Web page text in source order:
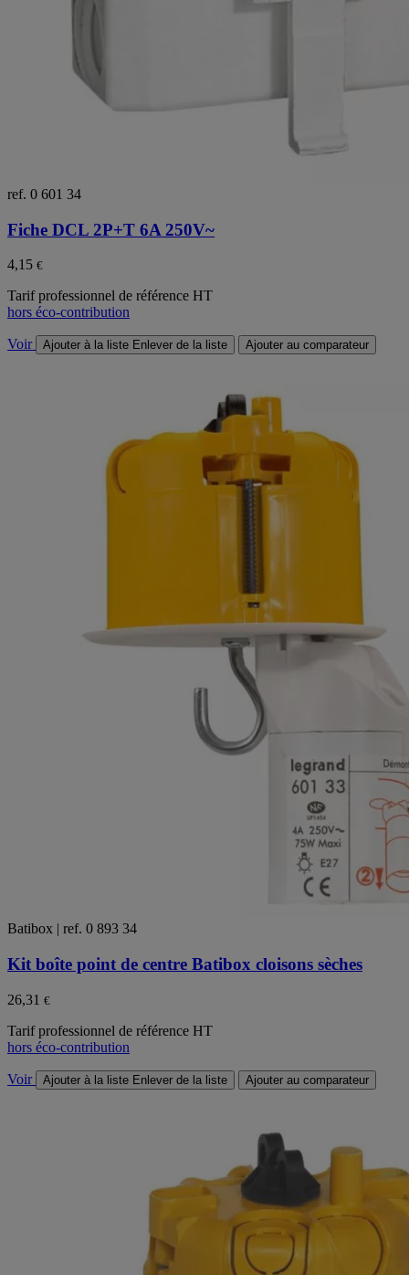
ref. 0 601 34
Fiche DCL 2P+T 6A 250V~
4,15 €
Tarif professionnel de référence HT
hors éco-contribution
Voir Ajouter à la liste Enlever de la liste Ajouter au comparateur
Batibox | ref. 0 893 34
Kit boîte point de centre Batibox cloisons sèches
26,31 €
Tarif professionnel de référence HT
hors éco-contribution
Voir Ajouter à la liste Enlever de la liste Ajouter au comparateur